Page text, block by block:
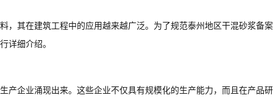
，其在建筑工程中的应用越来越广泛。为了规范泰州地区干混砂浆备
详细介绍。
企业涌现出来。这些企业不仅具有规模化的生产能力，而且在产品研